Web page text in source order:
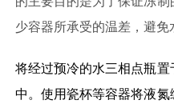
少容器所承受的温差，避免
将经过预冷的水三相点瓶置
中。使用瓷杯等容器将液氮